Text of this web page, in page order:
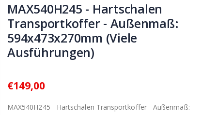
MAX540H245 - Hartschalen
Transportkoffer - Außenmaß:
594x473x270mm (Viele
Ausführungen)
€149,00
MAX540H245 - Hartschalen Transportkoffer - Außenmaß: